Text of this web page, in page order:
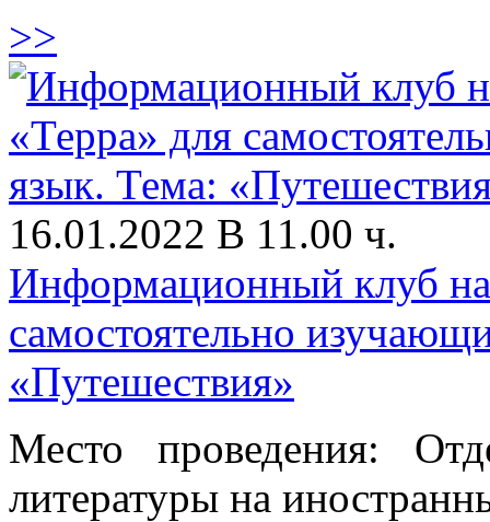
>>
16.01.2022 В 11.00 ч.
Информационный клуб на
самостоятельно
«Путешествия»
Место проведения:
литературы на